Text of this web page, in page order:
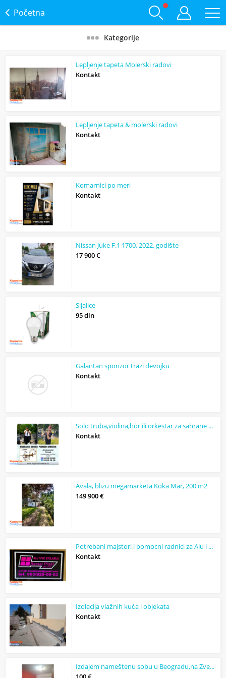
Početna
Kategorije
Lepljenje tapeta Molerski radovi
Kontakt
Lepljenje tapeta & molerski radovi
Kontakt
Komarnici po meri
Kontakt
Nissan Juke F.1 1700, 2022. godište
17 900 €
Sijalice
95 din
Galantan sponzor trazi devojku
Kontakt
Solo truba,violina,hor ili orkestar za sahrane pogrebe
Kontakt
Avala, blizu megamarketa Koka Mar, 200 m2
149 900 €
Potrebani majstori i pomocni radnici za Alu i Pvc stolariju alu i staklene fasad...
Kontakt
Izolacija vlažnih kuća i objekata
Kontakt
Izdajem nameštenu sobu u Beogradu,na Zvezdari